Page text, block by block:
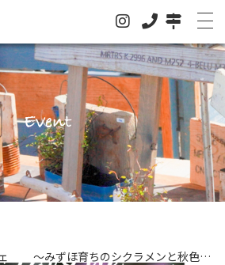
ホーム
オンラインストア
法人の方はこちらへ
お知らせ
Event
第6回 ハレハナ・マルシェ ～みずほ育ちのシクラメンと秋色ドライフラワー～